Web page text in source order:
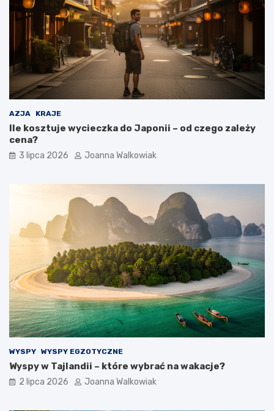
AZJA KRAJE
Ile kosztuje wycieczka do Japonii – od czego zależy
cena?
3 lipca 2026 Joanna Walkowiak
WYSPY WYSPY EGZOTYCZNE
Wyspy w Tajlandii – które wybrać na wakacje?
2 lipca 2026 Joanna Walkowiak